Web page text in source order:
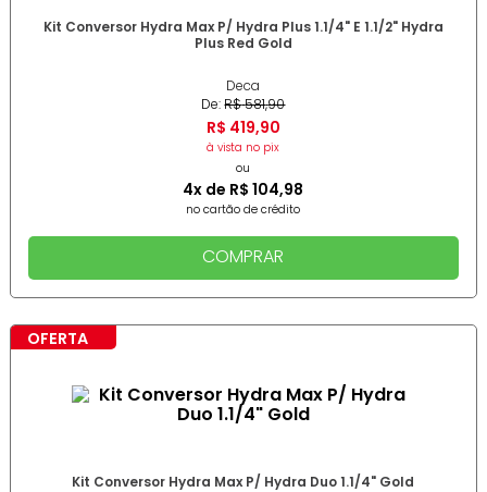
Kit Conversor Hydra Max P/ Hydra Plus 1.1/4" E 1.1/2" Hydra
Plus Red Gold
Deca
De:R$581,90
R$ 419,90
à vista no pix
ou
4x de R$ 104,98
no cartão de crédito
COMPRAR
OFERTA
Kit Conversor Hydra Max P/ Hydra Duo 1.1/4" Gold